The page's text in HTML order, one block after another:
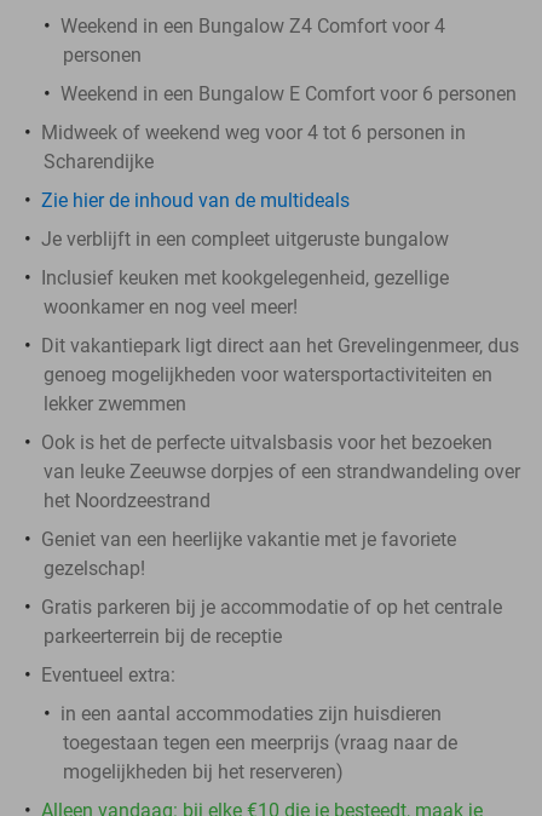
Weekend in een Bungalow Z4 Comfort voor 4
personen
Weekend in een Bungalow E Comfort voor 6 personen
Midweek of weekend weg voor 4 tot 6 personen in
Scharendijke
Zie hier de inhoud van de multideals
Je verblijft in een compleet uitgeruste bungalow
Inclusief keuken met kookgelegenheid, gezellige
woonkamer en nog veel meer!
Dit vakantiepark ligt direct aan het Grevelingenmeer, dus
genoeg mogelijkheden voor watersportactiviteiten en
lekker zwemmen
Ook is het de perfecte uitvalsbasis voor het bezoeken
van leuke Zeeuwse dorpjes of een strandwandeling over
het Noordzeestrand
Geniet van een heerlijke vakantie met je favoriete
gezelschap!
Gratis parkeren bij je accommodatie of op het centrale
parkeerterrein bij de receptie
Eventueel extra:
in een aantal accommodaties zijn huisdieren
toegestaan tegen een meerprijs (vraag naar de
mogelijkheden bij het reserveren)
Alleen vandaag: bij elke €10 die je besteedt, maak je